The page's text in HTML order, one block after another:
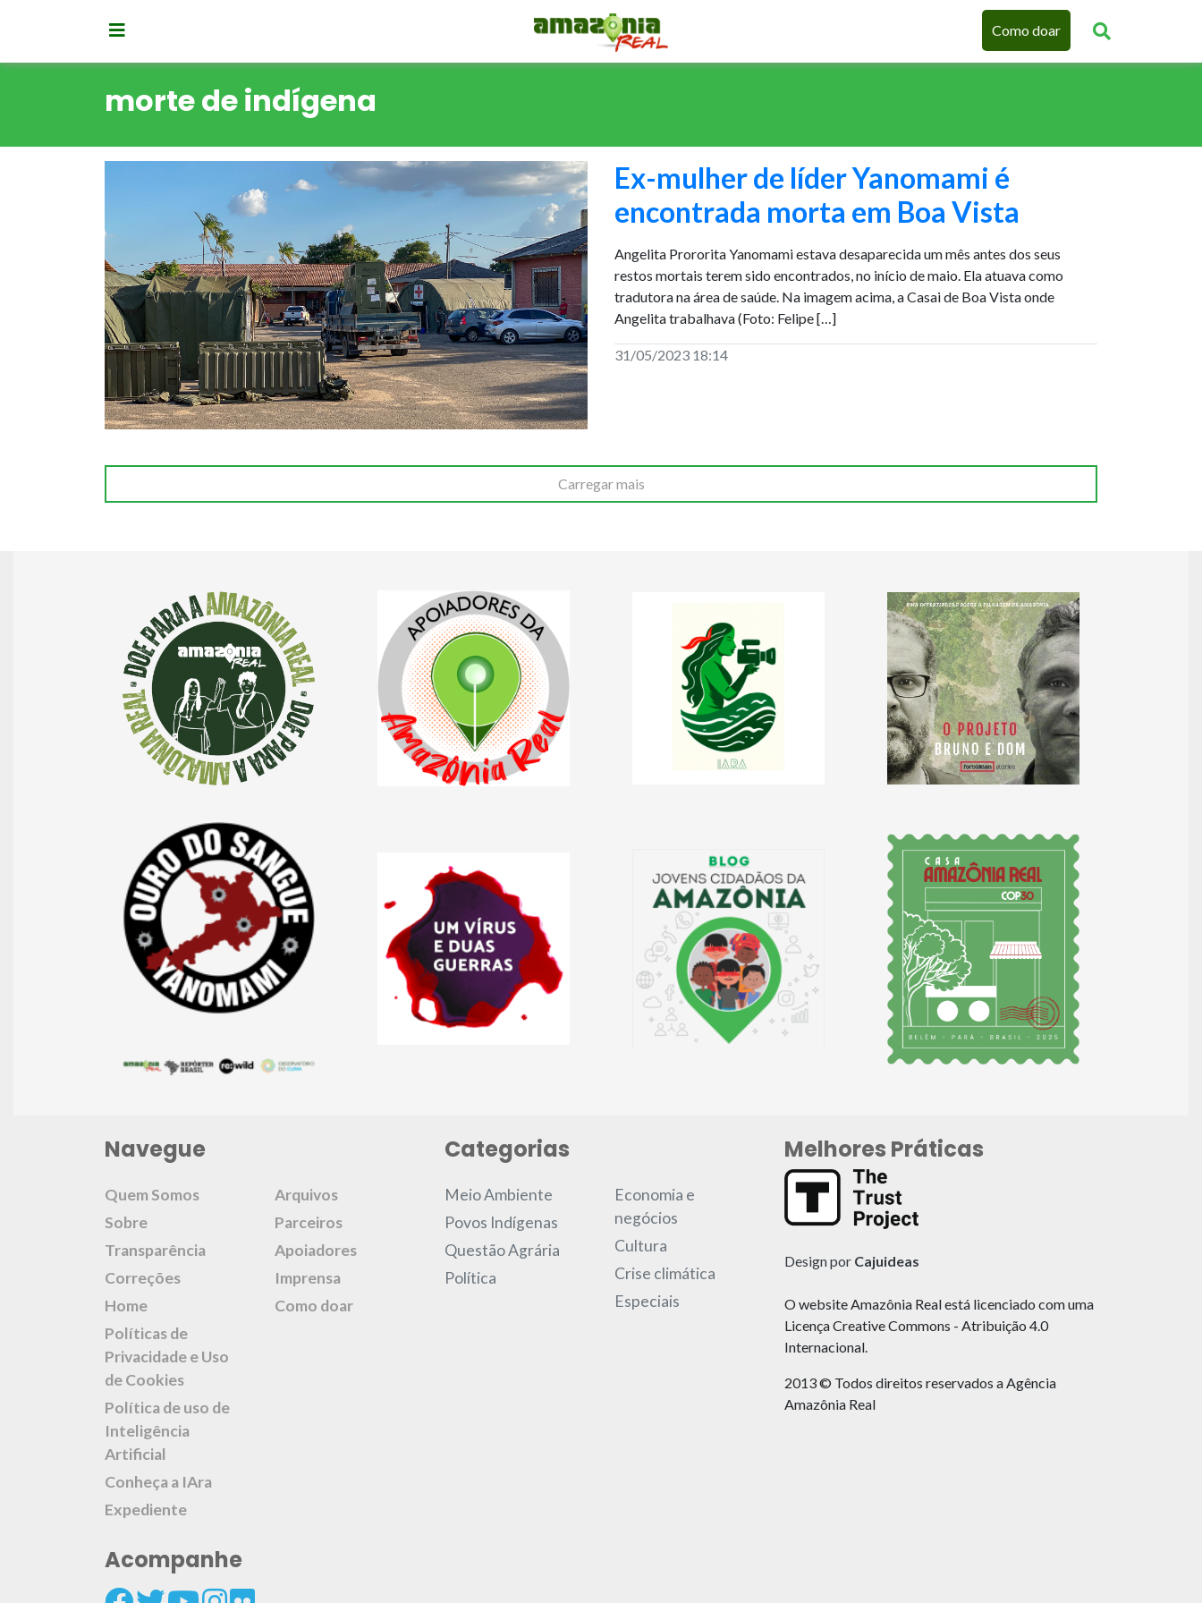
Como doar
morte de indígena
Ex-mulher de líder Yanomami é
encontrada morta em Boa Vista
Angelita Prororita Yanomami estava desaparecida um mês antes dos seus
restos mortais terem sido encontrados, no início de maio. Ela atuava como
tradutora na área de saúde. Na imagem acima, a Casai de Boa Vista onde
Angelita trabalhava (Foto: Felipe […]
31/05/2023 18:14
Carregar mais
Navegue
Quem Somos
Sobre
Transparência
Correções
Home
Políticas de
Privacidade e Uso
de Cookies
Política de uso de
Inteligência
Artificial
Conheça a IAra
Expediente
Arquivos
Parceiros
Apoiadores
Imprensa
Como doar
Acompanhe
Categorias
Meio Ambiente
Povos Indígenas
Questão Agrária
Política
Economia e
negócios
Cultura
Crise climática
Especiais
Melhores Práticas
Design por Cajuideas
O website Amazônia Real está licenciado com uma
Licença Creative Commons - Atribuição 4.0
Internacional.
2013 © Todos direitos reservados a Agência
Amazônia Real